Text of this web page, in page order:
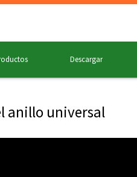
Descargar
anillo universal